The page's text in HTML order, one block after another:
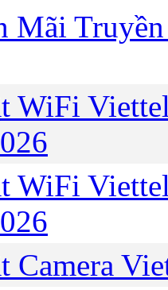
Mãi
WiFi
WiFi
Camera